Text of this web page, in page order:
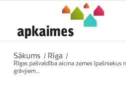
Sākums / Rīga
/
Rīgas pašvaldība aicina zemes
grāvjiem...